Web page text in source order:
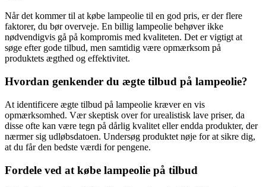
Når det kommer til at købe lampeolie til en god pris, er der flere
faktorer, du bør overveje. En billig lampeolie behøver ikke
nødvendigvis gå på kompromis med kvaliteten. Det er vigtigt at
søge efter gode tilbud, men samtidig være opmærksom på
produktets ægthed og effektivitet.
Hvordan genkender du ægte tilbud på lampeolie?
At identificere ægte tilbud på lampeolie kræver en vis
opmærksomhed. Vær skeptisk over for urealistisk lave priser, da
disse ofte kan være tegn på dårlig kvalitet eller endda produkter, der
nærmer sig udløbsdatoen. Undersøg produktet nøje for at sikre dig,
at du får den bedste værdi for pengene.
Fordele ved at købe lampeolie på tilbud